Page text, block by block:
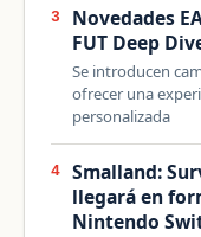
3
Novedades
FUT Deep
Se introducen
ofrecer una
personalizada
4
Smalland:
llegará en
Nintendo